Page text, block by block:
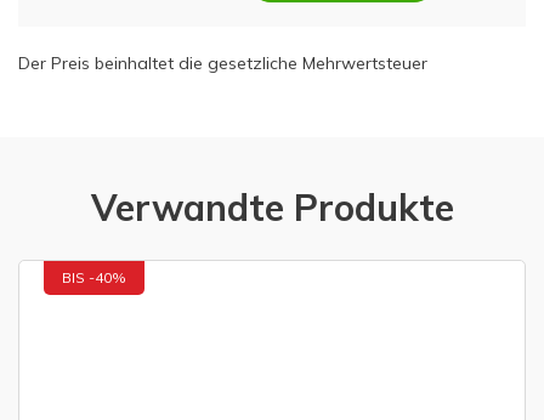
Der Preis beinhaltet die gesetzliche Mehrwertsteuer
Verwandte Produkte
BIS -40%